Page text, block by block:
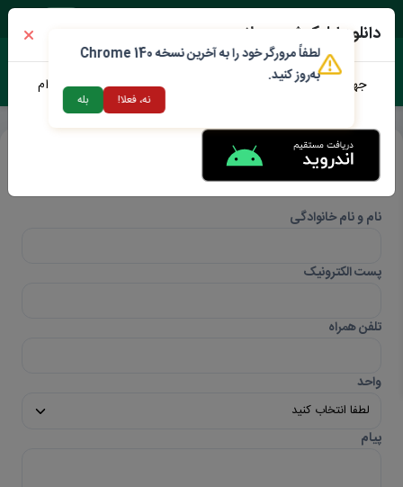
اطلاعات تماس
نام و نام خانوادگی
پست الکترونیک
تلفن همراه
واحد
پیام
دانلود اپلیکیشن محلات من
جهت دانلود نرم افزار محلات من می توانید از طریق لینک زیر اقدام
لطفاً مرورگر خود را به آخرین نسخه Chrome 140
به‌روز کنید.
نه، فعلا! بله